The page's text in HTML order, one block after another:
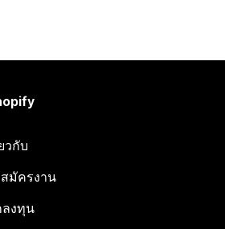
วกับ
มัครงาน
งทุน